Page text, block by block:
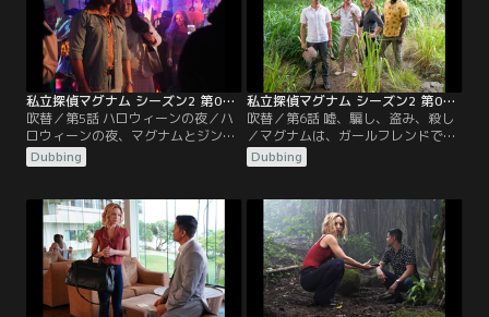
私立探偵マグナム シーズン2 第05話／吹替
吹替／第5話 ハロウィーンの夜／ハ
ロウィーンの夜、マグナムとジン
（ゲスト出演のボニー・リー）は、
ハロウィーンパーティで保釈破りの
た殺人犯を追っていたが、犯人は同
じパーティーに向かっていた。
Dubbing
私立探偵マグナム シーズン2 第06話／吹替
吹替／第6話 嘘、騙し、盗み、殺し
／マグナムは、ガールフレンドで弁
護士のアビー・ミラー（ゲスト出
演：ブルック・ライオンズ）が、殺
を勝ち取れそうなところで、自分の
クライアントが殺人事件の犯人であ
ると気付いた為、その事件を捜査す
ることになる。
Dubbing